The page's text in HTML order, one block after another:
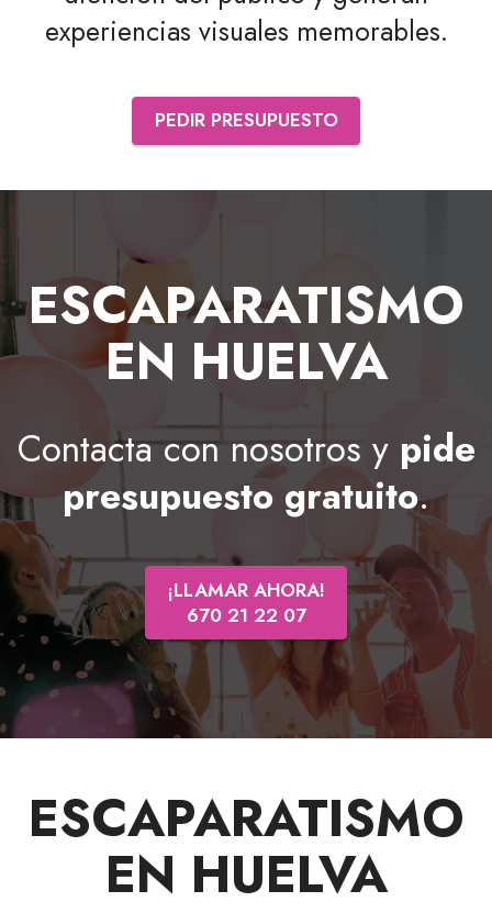
experiencias visuales memorables.
PEDIR PRESUPUESTO
ESCAPARATISMO
EN HUELVA
Contacta con nosotros y pide
presupuesto gratuito.
¡LLAMAR AHORA!
670 21 22 07
ESCAPARATISMO
EN HUELVA